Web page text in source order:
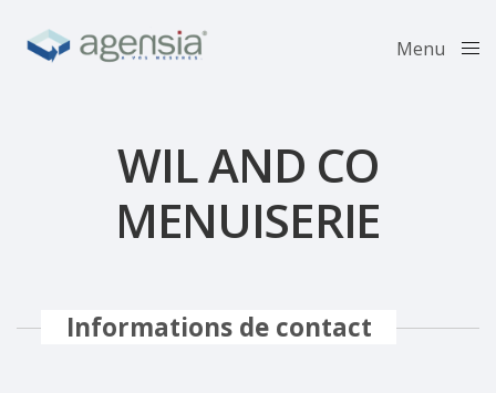
Menu
WIL AND CO
MENUISERIE
Informations de contact